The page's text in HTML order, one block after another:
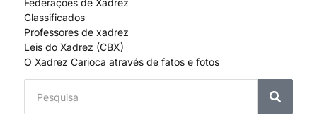
Classificados
Professores de xadrez
Leis do Xadrez (CBX)
O Xadrez Carioca através de fatos e fotos